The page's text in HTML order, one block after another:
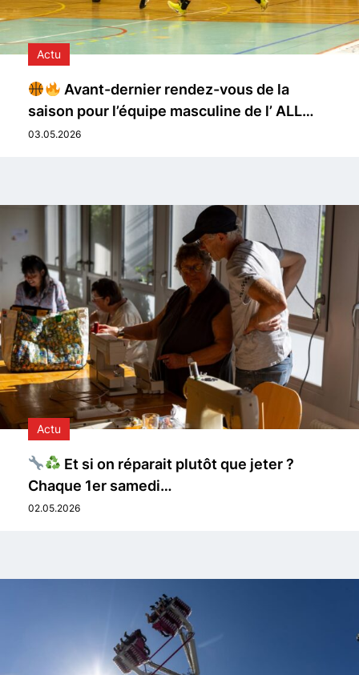
Actu
Avant-dernier rendez-vous de la
saison pour l’équipe masculine de l’ ALL…
03.05.2026
Actu
Et si on réparait plutôt que jeter ?
Chaque 1er samedi…
02.05.2026